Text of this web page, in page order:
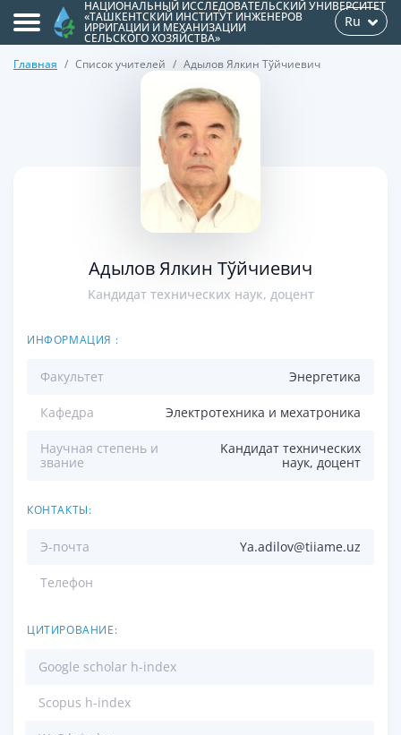
НАЦИОНАЛЬНЫЙ ИССЛЕДОВАТЕЛЬСКИЙ УНИВЕРСИТЕТ
«ТАШКЕНТСКИЙ ИНСТИТУТ ИНЖЕНЕРОВ
ИРРИГАЦИИ И МЕХАНИЗАЦИИ
СЕЛЬСКОГО ХОЗЯЙСТВА»
Ru
Главная Список учителей Адылов Ялкин Тўйчиевич
Адылов Ялкин Тўйчиевич
Kандидат технических наук, доцент
ИНФОРМАЦИЯ :
Факультет Энергетикa
Кафедра Электротехника и мехатроника
Научная степень и
звание
Kандидат технических
наук, доцент
КОНТАКТЫ:
Э-почта Ya.adilov@tiiame.uz
Телефон
ЦИТИРОВАНИЕ:
Google scholar h-index
Scopus h-index